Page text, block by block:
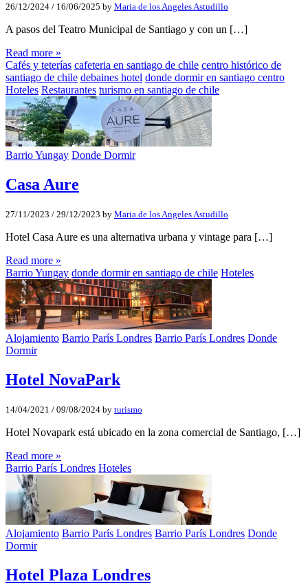
26/12/2024 / 16/06/2025 by Maria de los Angeles Astudillo
A pasos del Teatro Municipal de Santiago y con un […]
Read more »
Cafés y teterías cafeteria en santiago de chile centro histórico de
santiago de chile debaines hotel donde dormir en santiago centro
Hoteles Restaurantes turismo en santiago de chile
Barrio Yungay Donde Dormir
Casa Aure
27/11/2023 / 29/12/2023 by Maria de los Angeles Astudillo
Hotel Casa Aure es una alternativa urbana y vintage para […]
Read more »
Barrio Yungay donde dormir en santiago de chile Hoteles
Alojamiento Barrio París Londres Barrio París Londres Donde
Dormir
Hotel NovaPark
14/04/2021 / 09/08/2024 by turismo
Hotel Novapark está ubicado en la zona comercial de Santiago, […]
Read more »
Barrio París Londres Hoteles
Alojamiento Barrio París Londres Barrio París Londres Donde
Dormir
Hotel Plaza Londres